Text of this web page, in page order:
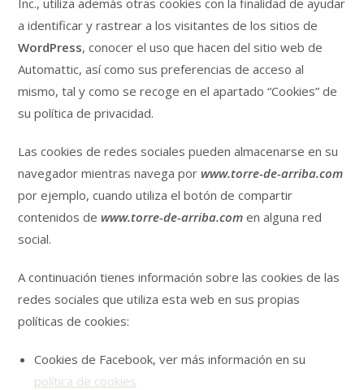
Inc., utiliza además otras cookies con la finalidad de ayudar
a identificar y rastrear a los visitantes de los sitios de
WordPress, conocer el uso que hacen del sitio web de
Automattic, así como sus preferencias de acceso al
mismo, tal y como se recoge en el apartado “Cookies” de
su política de privacidad.
Las cookies de redes sociales pueden almacenarse en su
navegador mientras navega por www.torre-de-arriba.com
por ejemplo, cuando utiliza el botón de compartir
contenidos de www.torre-de-arriba.com en alguna red
social.
A continuación tienes información sobre las cookies de las
redes sociales que utiliza esta web en sus propias
políticas de cookies:
Cookies de Facebook, ver más información en su
política de cookies